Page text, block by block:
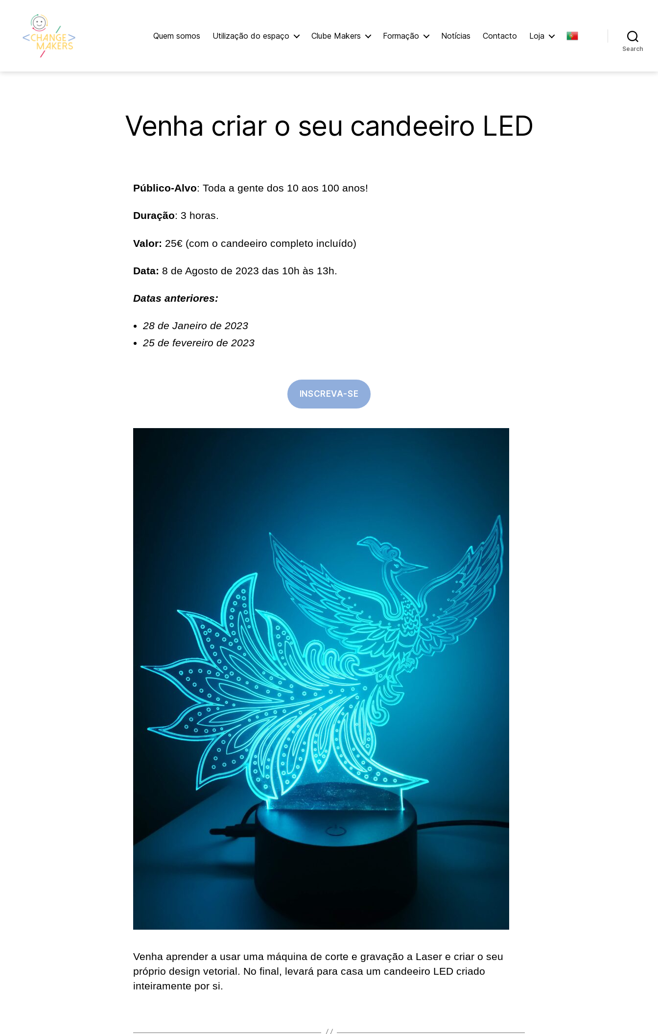
Makers
Quem somos Utilização do espaço Clube Makers Formação Notícias Contacto Loja
Search
Venha criar o seu candeeiro LED
Público-Alvo: Toda a gente dos 10 aos 100 anos!
Duração: 3 horas.
Valor: 25€ (com o candeeiro completo incluído)
Data: 8 de Agosto de 2023 das 10h às 13h.
Datas anteriores:
28 de Janeiro de 2023
25 de fevereiro de 2023
INSCREVA-SE
Venha aprender a usar uma máquina de corte e gravação a Laser e criar o seu
próprio design vetorial. No final, levará para casa um candeeiro LED criado
inteiramente por si.